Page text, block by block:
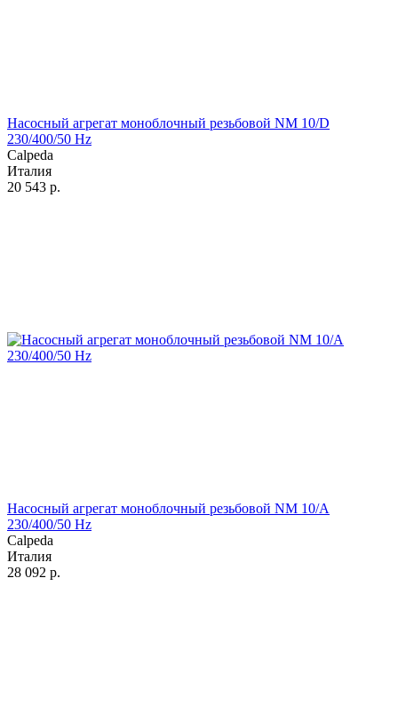
Насосный агрегат моноблочный резьбовой NM 10/D
230/400/50 Hz
Calpeda
Италия
20 543 р.
Насосный агрегат моноблочный резьбовой NM 10/A
230/400/50 Hz
Calpeda
Италия
28 092 р.